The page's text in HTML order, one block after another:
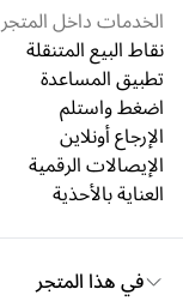
الخدمات داخل المتجر
نقاط البيع المتنقلة
تطبيق المساعدة
اضغط واستلم
الإرجاع أونلاين
الإيصالات الرقمية
العناية بالأحذية
في هذا المتجر